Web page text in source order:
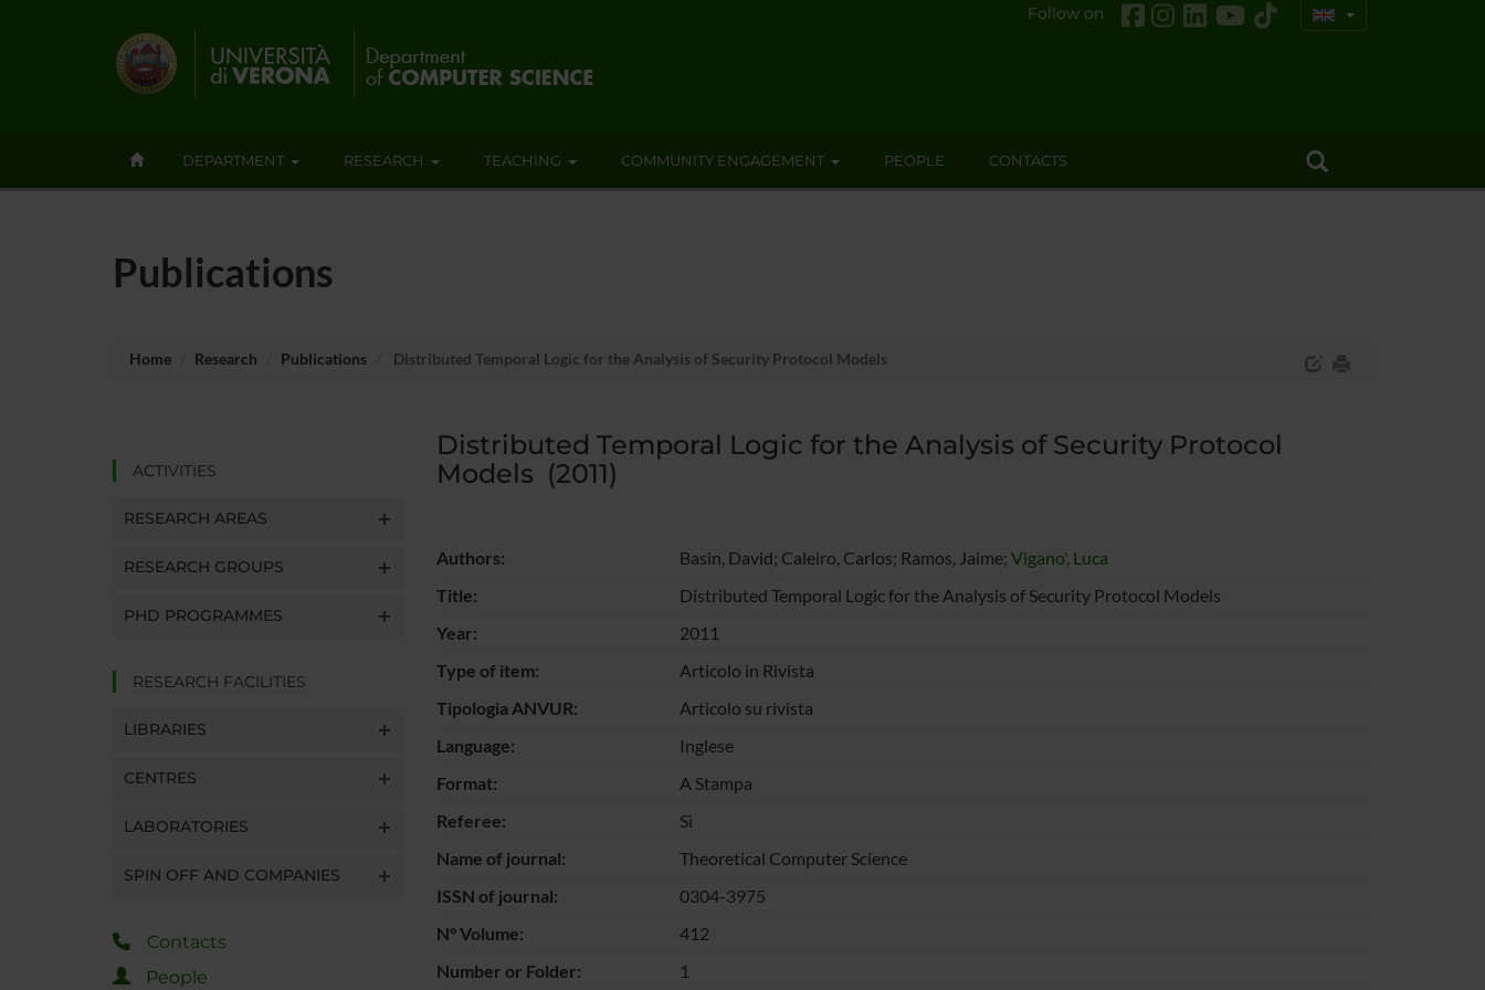
Follow on
DEPARTMENT RESEARCH TEACHING COMMUNITY ENGAGEMENT PEOPLE CONTACTS
Publications
Home Research Publications Distributed Temporal Logic for the Analysis of Security Protocol Models
ACTIVITIES
RESEARCH AREAS
RESEARCH GROUPS
PHD PROGRAMMES
RESEARCH FACILITIES
LIBRARIES
CENTRES
LABORATORIES
SPIN OFF AND COMPANIES
Contacts
People
Distributed Temporal Logic for the Analysis of Security Protocol
Models (2011)
Authors: Basin, David; Caleiro, Carlos; Ramos, Jaime; Vigano', Luca
Title:
Distributed Temporal Logic for the Analysis of Security Protocol Models
Year:
2011
Type of item:
Articolo in Rivista
Tipologia ANVUR:
Articolo su rivista
Language:
Inglese
Format:
A Stampa
Referee:
Sì
Name of journal:
Theoretical Computer Science
ISSN of journal:
0304-3975
N° Volume:
412
Number or Folder:
1